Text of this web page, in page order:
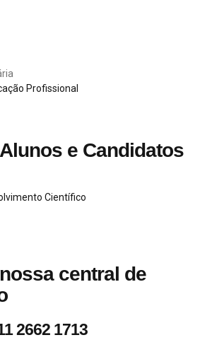
Profissional
e Candidatos
Científico
central de
2662 1713